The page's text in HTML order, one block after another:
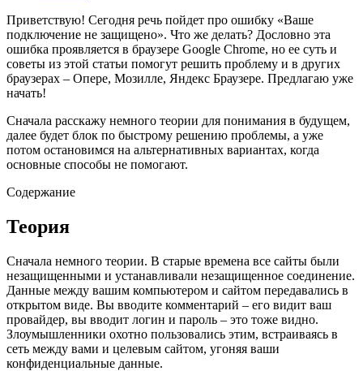
Приветствую! Сегодня речь пойдет про ошибку «Ваше
подключение не защищено». Что же делать? Дословно эта
ошибка проявляется в браузере Google Chrome, но ее суть и
советы из этой статьи помогут решить проблему и в других
браузерах – Опере, Мозилле, Яндекс Браузере. Предлагаю уже
начать!
Сначала расскажу немного теории для понимания в будущем,
далее будет блок по быстрому решению проблемы, а уже
потом остановимся на альтернативных вариантах, когда
основные способы не помогают.
Содержание
Теория
Сначала немного теории. В старые времена все сайты были
незащищенными и устанавливали незащищенное соединение.
Данные между вашим компьютером и сайтом передавались в
открытом виде. Вы вводите комментарий – его видит ваш
провайдер, вы вводит логин и пароль – это тоже видно.
Злоумышленники охотно пользовались этим, встраиваясь в
сеть между вами и целевым сайтом, угоняя ваши
конфиденциальные данные.